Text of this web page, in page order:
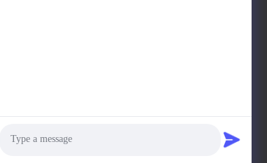
Machinery Equipment Co.,